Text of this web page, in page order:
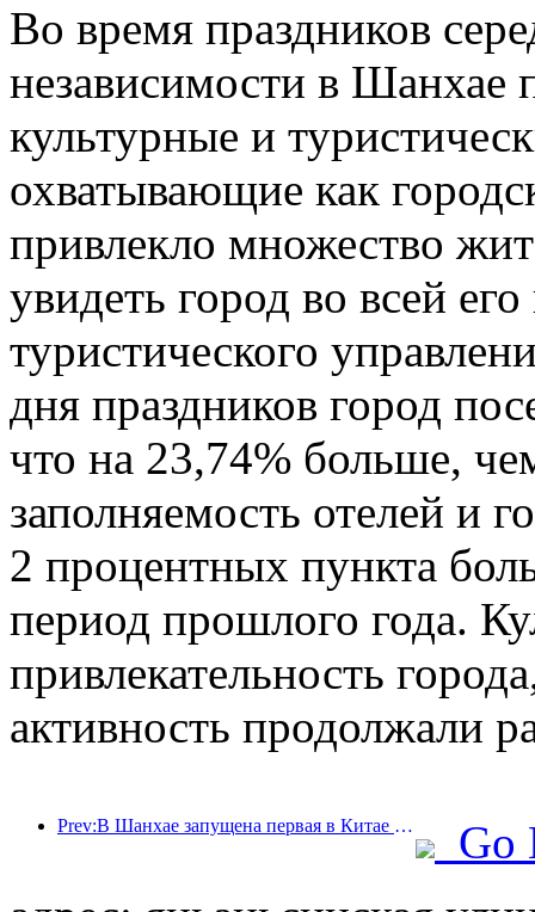
Во время праздников
независимости в Шанхае
культурные и
охватывающие как
привлекло множество
увидеть город во всей
туристического
дня праздников город
что на 23,74% больше,
заполняемость отелей и
2 процентных пункта
период прошлого года.
привлекательность
активность продолжали
Prev:В Шанхае запущена первая в Китае система самостоятельного потребления культурных и туристических услуг для иностранных туристов
Go